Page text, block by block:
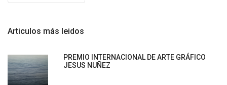
Articulos más leidos
PREMIO INTERNACIONAL DE ARTE GRÁFICO
JESUS NUÑEZ